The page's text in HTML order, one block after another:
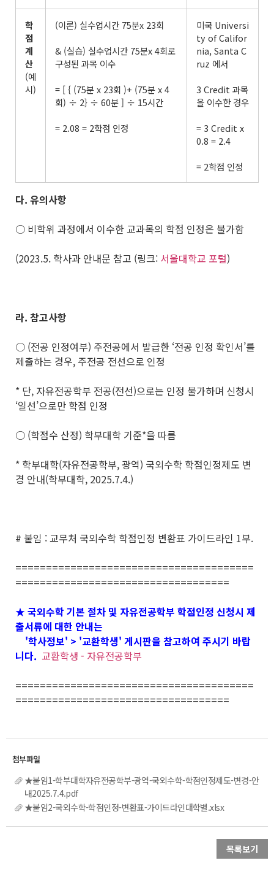
학
점
계
산
(예
시)
(이론) 실수업시간 75분x 23회
& (실습) 실수업시간 75분x 4회로
구성된 과목 이수
= [ { (75분 x 23회 )+ (75분 x 4
회) ÷ 2} ÷ 60분 ] ÷ 15시간
= 2.08 = 2학점 인정
미국 Universi
ty of Califor
nia, Santa C
ruz 에서
3 Credit 과목
을 이수한 경우
= 3 Credit x
0.8 = 2.4
= 2학점 인정
다. 유의사항
○ 비학위 과정에서 이수한 교과목의 학점 인정은 불가함
(2023.5. 학사과 안내문 참고 (링크: 서울대학교 포털)
라. 참고사항
○ (전공 인정여부) 주전공에서 발급한 ‘전공 인정 확인서’를
제출하는 경우, 주전공 전선으로 인정
* 단, 자유전공학부 전공(전선)으로는 인정 불가하며 신청시
‘일선’으로만 학점 인정
○ (학점수 산정) 학부대학 기준*을 따름
* 학부대학(자유전공학부, 광역) 국외수학 학점인정제도 변
경 안내(학부대학, 2025.7.4.)
# 붙임 : 교무처 국외수학 학점인정 변환표 가이드라인 1부.
=======================================
===================================
★ 국외수학 기본 절차 및 자유전공학부 학점인정 신청시 제
출서류에 대한 안내는
'학사정보' > '교환학생' 게시판을 참고하여 주시기 바랍
니다. 교환학생 - 자유전공학부
=======================================
===================================
★붙임1-학부대학자유전공학부-광역-국외수학-학점인정제도-변경-안
내2025.7.4.pdf
★붙임2-국외수학-학점인정-변환표-가이드라인대학별.xlsx
목록보기